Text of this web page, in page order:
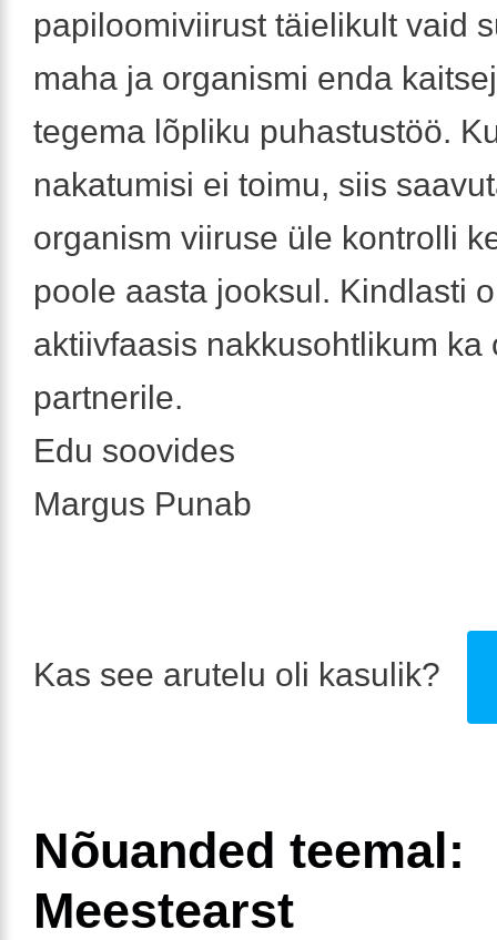
papiloomiviirust täielikult vaid
maha ja organismi enda
tegema lõpliku puhastustöö.
nakatumisi ei toimu, siis
organism viiruse üle kontrolli
poole aasta jooksul. Kindlasti
aktiivfaasis nakkusohtlikum ka
partnerile.
Edu soovides
Margus Punab
Kas see arutelu oli kasulik?
Nõuanded teemal:
Meestearst